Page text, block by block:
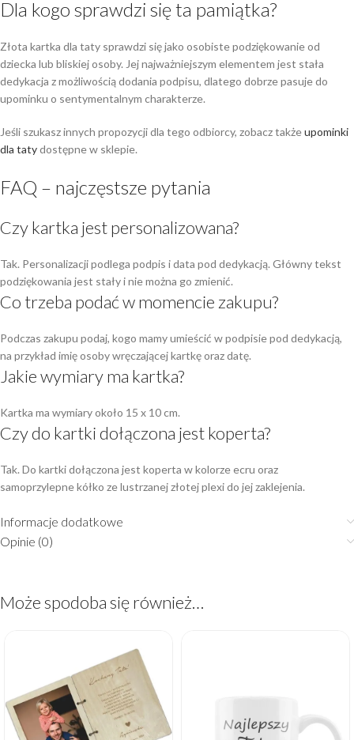
Dla kogo sprawdzi się ta pamiątka?
Złota kartka dla taty sprawdzi się jako osobiste podziękowanie od
dziecka lub bliskiej osoby. Jej najważniejszym elementem jest stała
dedykacja z możliwością dodania podpisu, dlatego dobrze pasuje do
upominku o sentymentalnym charakterze.
Jeśli szukasz innych propozycji dla tego odbiorcy, zobacz takżeupominki
dla tatydostępne w sklepie.
FAQ – najczęstsze pytania
Czy kartka jest personalizowana?
Tak. Personalizacji podlega podpis i data pod dedykacją. Główny tekst
podziękowania jest stały i nie można go zmienić.
Co trzeba podać w momencie zakupu?
Podczas zakupu podaj, kogo mamy umieścić w podpisie pod dedykacją,
na przykład imię osoby wręczającej kartkę oraz datę.
Jakie wymiary ma kartka?
Kartka ma wymiary około 15 x 10 cm.
Czy do kartki dołączona jest koperta?
Tak. Do kartki dołączona jest koperta w kolorze ecru oraz
samoprzylepne kółko ze lustrzanej złotej plexi do jej zaklejenia.
Informacje dodatkowe
Opinie (0)
Może spodoba się również…